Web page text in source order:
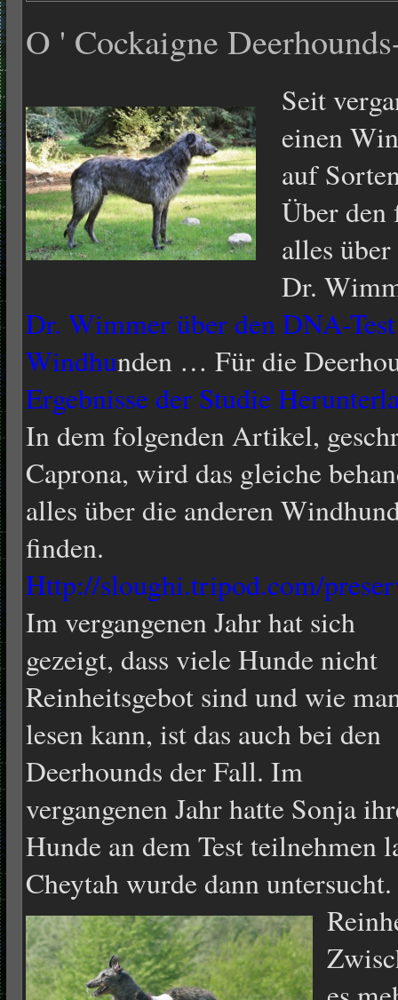
O ' Cockaigne
Seit
einen
auf
Über den
alles
Dr.
Dr. Wimmer über den DNA-
Windhunden … Für die
Ergebnisse der Studie
In dem folgenden Artikel,
Caprona, wird das gleiche
alles über die anderen
finden.
Http://sloughi.tripod.com/
Im vergangenen Jahr hat sich
gezeigt, dass viele Hunde nicht
Reinheitsgebot sind und wie
lesen kann, ist das auch bei den
Deerhounds der Fall. Im
vergangenen Jahr hatte Sonja
Hunde an dem Test teilnehmen
Cheytah wurde dann